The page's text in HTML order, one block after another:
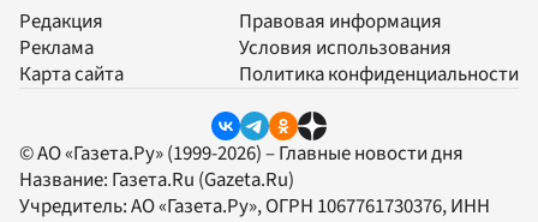
Редакция
Реклама
Карта сайта
Правовая информация
Условия использования
Политика конфиденциальности
© АО «Газета.Ру» (1999-2026) – Главные новости дня
Название: Газета.Ru (Gazeta.Ru)
Учредитель:АО «Газета.Ру», ОГРН 1067761730376, ИНН